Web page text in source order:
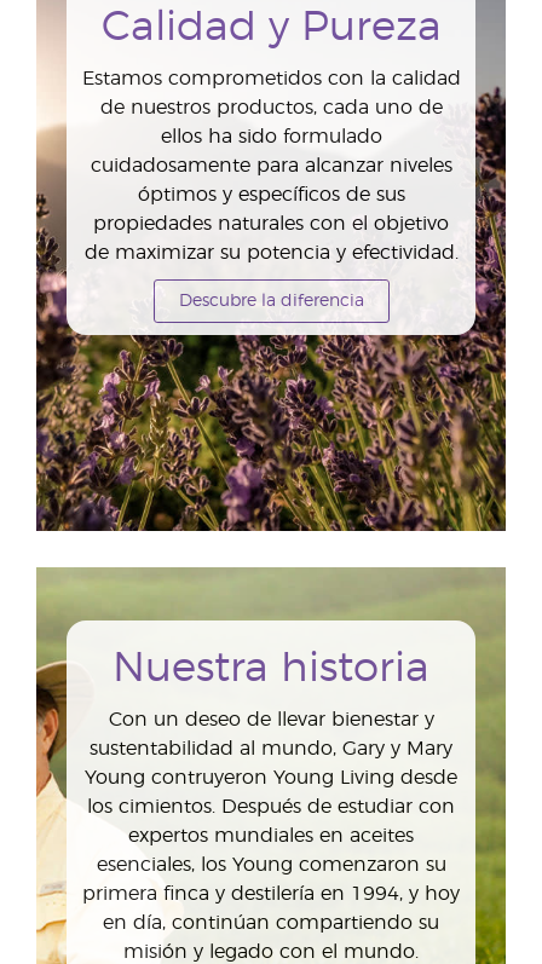
Calidad y Pureza
Estamos comprometidos con la calidad
de nuestros productos, cada uno de
ellos ha sido formulado
cuidadosamente para alcanzar niveles
óptimos y específicos de sus
propiedades naturales con el objetivo
de maximizar su potencia y efectividad.
Descubre la diferencia
Nuestra historia
Con un deseo de llevar bienestar y
sustentabilidad al mundo, Gary y Mary
Young contruyeron Young Living desde
los cimientos. Después de estudiar con
expertos mundiales en aceites
esenciales, los Young comenzaron su
primera finca y destilería en 1994, y hoy
en día, continúan compartiendo su
misión y legado con el mundo.